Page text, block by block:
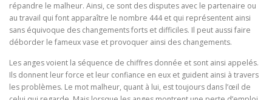
répandre le malheur. Ainsi, ce sont des disputes avec le partenaire ou
au travail qui font apparaître le nombre 444 et qui représentent ainsi
sans équivoque des changements forts et difficiles. Il peut aussi faire
déborder le fameux vase et provoquer ainsi des changements.
Les anges voient la séquence de chiffres donnée et sont ainsi appelés.
Ils donnent leur force et leur confiance en eux et guident ainsi à travers
les problèmes. Le mot malheur, quant à lui, est toujours dans l’œil de